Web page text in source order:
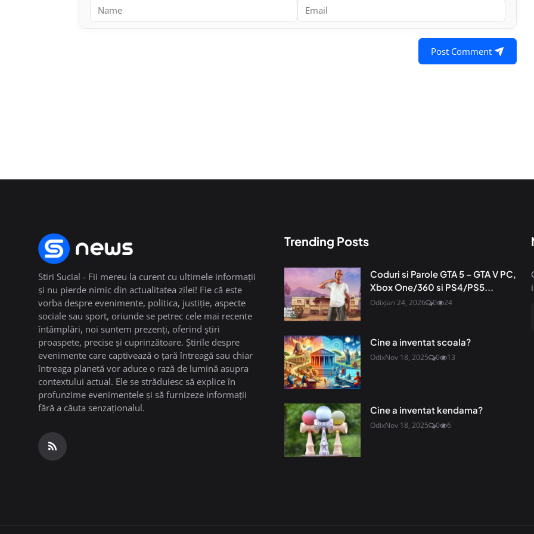
Post Comment
Stiri Sucial - Fii mereu la curent cu ultimele informații
și nu pierde nimic din actualitatea zilei! Fie că este
vorba despre evenimente, politica, justiție, aspecte
sociale sau sport, oriunde se petrec cele mai recente
întâmplări, noi suntem prezenți, oferind știri
proaspete, precise și cuprinzătoare. Știrile despre
evenimente care captivează o țară întreagă sau chiar
întreaga planetă vor aduce o rază de lumină asupra
contextului actual. Ele se străduiesc să explice în
profunzime evenimentele și să furnizeze informații
fără a căuta senzaționalul.
Trending Posts
Coduri si Parole GTA 5 – GTA V PC,
Xbox One/360 si PS4/PS5...
OdixJan 24, 2026 0 24
Cine a inventat scoala?
OdixNov 18, 2025 0 13
Cine a inventat kendama?
OdixNov 18, 2025 0 6